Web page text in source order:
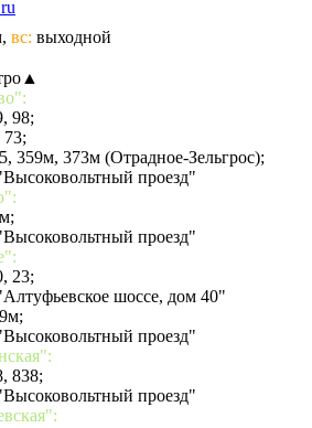
вс: выходной
▲
98;
73;
359м, 373м (Отрадное-Зельгрос);
проезд"
проезд"
23;
шоссе, дом 40"
проезд"
838;
проезд"